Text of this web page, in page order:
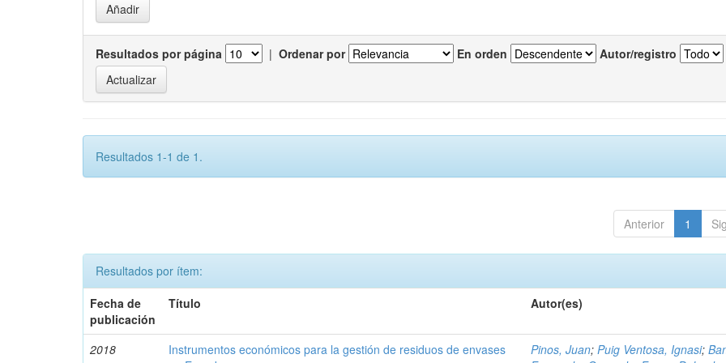
Resultados por página | Ordenar por En orden Autor/registro
Resultados 1-1 de 1.
Anterior 1
Resultados por ítem:
Fecha de
publicación
Título Autor(es)
2018
Instrumentos económicos para la gestión de residuos de envases
Pinos, Juan;Puig Ventosa, Ignasi;